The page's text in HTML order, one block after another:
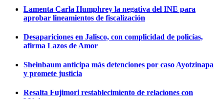
Lamenta Carla Humphrey la negativa del INE para
aprobar lineamientos de fiscalización
Desapariciones en Jalisco, con complicidad de policías,
afirma Lazos de Amor
Sheinbaum anticipa más detenciones por caso Ayotzinapa
y promete justicia
Resalta Fujimori restablecimiento de relaciones con